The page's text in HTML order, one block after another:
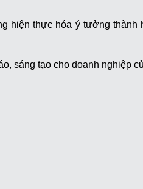
hiện thực hóa ý tưởng
sáng tạo cho doanh nghiệp